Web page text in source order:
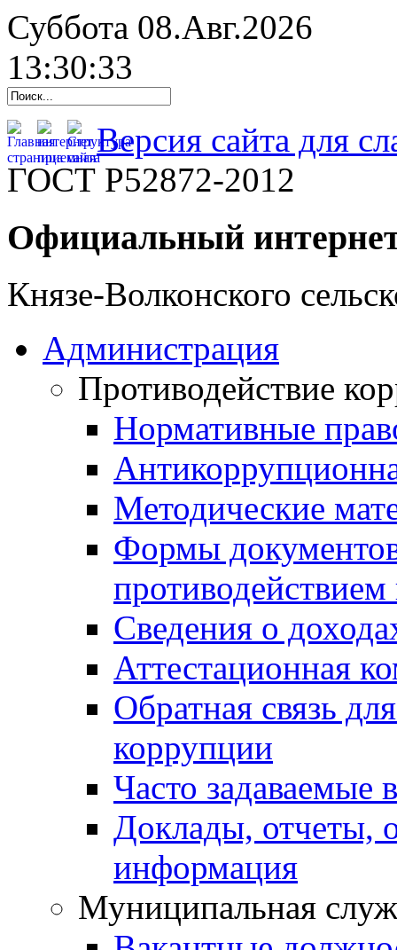
Суббота 08.Авг.2026
13:30:34
Версия сайта для
ГОСТ Р52872-2012
Официальный
Князе-Волконского
Администрация
Противодействие
Нормативные
Методические
Формы
Сведения о
Аттестационная
Обратная связь
коррупции
Часто задаваемые
Доклады, отчеты,
информация
Муниципальная